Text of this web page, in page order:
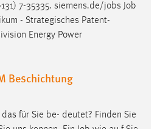
7-35335. siemens.de/jobs Job
- Strategisches Patent-
Energy Power
Beschichtung
für Sie be- deutet? Finden Sie